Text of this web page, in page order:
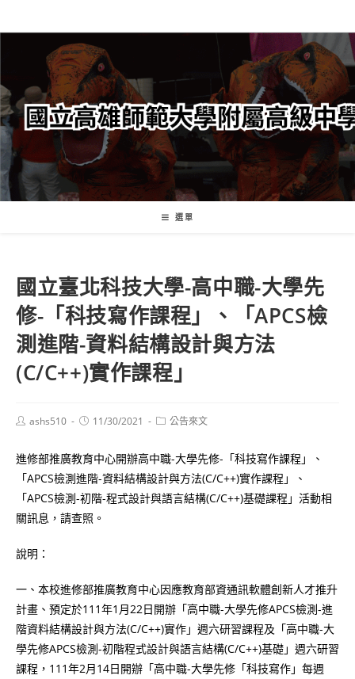
轉
要
內
容
選單
國立臺北科技大學-高中職-大學先
修-「科技寫作課程」、「APCS檢
測進階-資料結構設計與方法
(C/C++)實作課程」
Postashs510
Post11/30/2021
Post公告來文
進修部推廣教育中心開辦高中職-大學先修-「科技寫作課程」、
「APCS檢測進階-資料結構設計與方法(C/C++)實作課程」、
「APCS檢測-初階-程式設計與語言結構(C/C++)基礎課程」活動相
關訊息，請查照。
說明：
一、本校進修部推廣教育中心因應教育部資通訊軟體創新人才推升
計畫、預定於111年1月22日開辦「高中職-大學先修APCS檢測-進
階資料結構設計與方法(C/C++)實作」週六研習課程及「高中職-大
學先修APCS檢測-初階程式設計與語言結構(C/C++)基礎」週六研習
課程，111年2月14日開辦「高中職-大學先修「科技寫作」每週